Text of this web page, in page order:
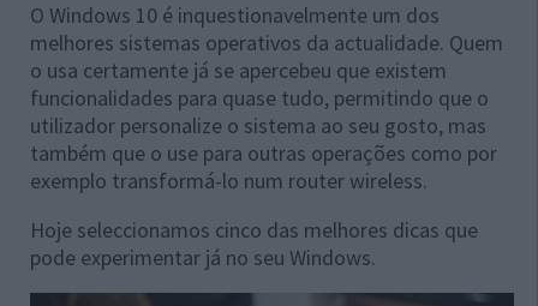
O Windows 10 é inquestionavelmente um dos
melhores sistemas operativos da actualidade. Quem
o usa certamente já se apercebeu que existem
funcionalidades para quase tudo, permitindo que o
utilizador personalize o sistema ao seu gosto, mas
também que o use para outras operações como por
exemplo transformá-lo num router wireless.
Hoje seleccionamos cinco das melhores dicas que
pode experimentar já no seu Windows.